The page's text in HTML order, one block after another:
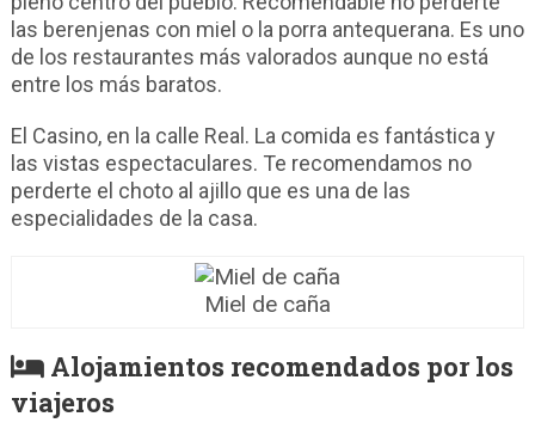
las berenjenas con miel o la porra antequerana. Es uno
de los restaurantes más valorados aunque no está
entre los más baratos.
El Casino, en la calle Real. La comida es fantástica y
las vistas espectaculares. Te recomendamos no
perderte el choto al ajillo que es una de las
especialidades de la casa.
Miel de caña
Alojamientos recomendados por los
viajeros